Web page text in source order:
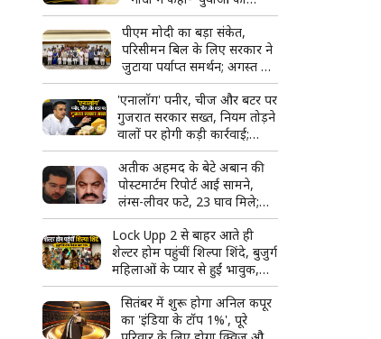
उनके...'
पीएम मोदी का बड़ा संकेत,
परिसीमन बिल के लिए सरकार ने
जुटाया पर्याप्त समर्थन; अगस्त में
हो सकता है विशेष सत्र
'एनालॉग' पनीर, चीज और बटर पर
गुजरात सरकार सख्त, नियम तोड़ने
वालों पर होगी कड़ी कार्रवाई;
टास्क फोर्स बनाने का ऐलान
अतीक अहमद के बेटे अबान की
पोस्टमार्टम रिपोर्ट आई सामने,
लंग्स-लीवर फटे, 23 घाव मिले;
शव देखकर रो पड़ा भाई अहजम
Lock Upp 2 से बाहर आते ही
शेल्टर होम पहुंचीं शिल्पा शिंदे, बुजुर्ग
महिलाओं के प्यार से हुईं भावुक,
बोलीं- 'ऐसा लग रहा है जैसे मैं ही
जीत गई'
सितंबर में शुरू होगा अनिल कपूर
का 'इंडिया के टॉप 1%', पूरे